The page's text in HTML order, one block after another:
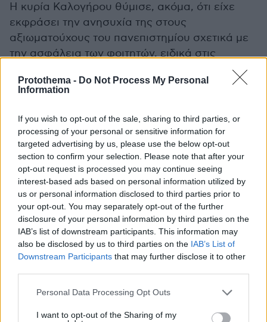
Protothema - Do Not Process My Personal
Information
If you wish to opt-out of the sale, sharing to third parties, or
processing of your personal or sensitive information for
targeted advertising by us, please use the below opt-out
section to confirm your selection. Please note that after your
opt-out request is processed you may continue seeing
interest-based ads based on personal information utilized by
us or personal information disclosed to third parties prior to
your opt-out. You may separately opt-out of the further
disclosure of your personal information by third parties on the
IAB’s list of downstream participants. This information may
also be disclosed by us to third parties on the IAB’s List of
Downstream Participants that may further disclose it to other
Please note that this website/app uses one or more Google
not limited to your visit or usage behaviour. You may click to
Personal Data Processing Opt Outs
I want to opt-out of the Sharing of my
Η κυρία Καλογήρου θύμισε, ακόμα, ότι είχε
εκφράσει την ανησυχία της στους
αξιωματούχους του πανεπιστημίου σχετικά με
την ασφάλεια των φοιτητών, ειδικά στις
εγκαταστάσεις: «Εκείνη την εποχή, ενημέρωνα
επανειλημμένα το Πανεπιστήμιο Ateneo de
του και προέτρεψα το πανεπιστήμιο να
αναλάβει δράση και να τον απομακρύνει από
την πανεπιστημιούπολη. Αντίθετα, αυτό που
ακολούθησε ήταν μια εκστρατεία εκφοβισμού
και φίμωσης».
Περαιτέρω λάδι στη φωτιά έριξεη θετή κόρη
του Μπάλντουιν, Γιώτα Καλογήρου, γράφοντας
στο Χ
«η μητέρα μου παρενοχλούνταν για μήνες
αφού προσπάθησε να μιλήσει. Ήταν
παντρεμένη με αυτό το τέρας που έχει
κόσμος να ανακαλύψει επιτέλους την